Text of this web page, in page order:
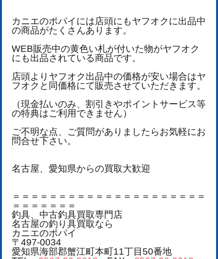
カニエのポパイには店頭にもヤフオクに出品中
の商品がたくさんあります。
WEB販売中の黄色い札が付いた物がヤフオク
にも出品されている商品です。
店頭よりヤフオク出品中の価格が安い場合はヤ
フオクと同価格にて販売させていただきます。
（現金払いのみ、割引きやポイントサービス等
の特典はご利用できません）
ご不明な点、ご質問がありましたらお気軽にお
問合せ下さい。
名古屋、愛知県からの買取大歓迎
＝＝＝＝＝＝＝＝＝＝＝＝＝＝＝＝＝＝＝＝＝
＝＝＝＝＝＝＝
釣具、中古釣具買取専門店
名古屋の釣り具買取なら
カニエのポパイ
〒497-0034
愛知県海部郡蟹江町本町11丁目50番地